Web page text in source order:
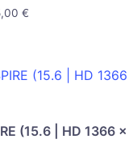
€
(15.6 | HD 1366 x